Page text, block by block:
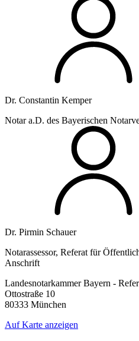
Dr. Constantin Kemper
Notar a.D. des Bayerischen
Dr. Pirmin Schauer
Notarassessor, Referat für
Anschrift
Landesnotarkammer Bayern -
Ottostraße 10
80333 München
Auf Karte anzeigen